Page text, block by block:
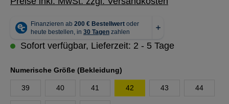
Sofort verfügbar, Lieferzeit: 2 - 5 Tage
Numerische Größe (Bekleidung)
39 40 41 42 43 44